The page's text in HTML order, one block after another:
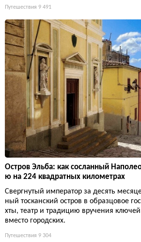
Путешествия 9 491
Остров Эльба: как сосланный
ю на 224 квадратных километрах
Свергнутый император за десять
ный тосканский остров в образцовое
хты, театр и традицию вручения
вместо городских.
Путешествия 9 304